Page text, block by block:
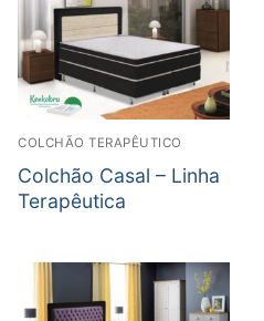
COLCHÃO TERAPÊUTICO
Colchão Casal – Linha
Terapêutica